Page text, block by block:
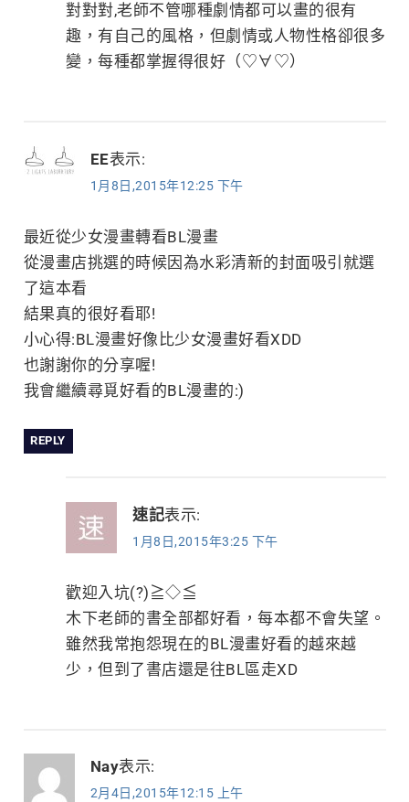
對對對,老師不管哪種劇情都可以畫的很有
趣，有自己的風格，但劇情或人物性格卻很多
變，每種都掌握得很好（♡∀♡）
EE表示:
1月8日,2015年12:25 下午
最近從少女漫畫轉看BL漫畫
從漫畫店挑選的時候因為水彩清新的封面吸引就選
了這本看
結果真的很好看耶!
小心得:BL漫畫好像比少女漫畫好看XDD
也謝謝你的分享喔!
我會繼續尋覓好看的BL漫畫的:)
REPLY
速記表示:
1月8日,2015年3:25 下午
歡迎入坑(?)≧◇≦
木下老師的書全部都好看，每本都不會失望。
雖然我常抱怨現在的BL漫畫好看的越來越
少，但到了書店還是往BL區走XD
Nay表示:
2月4日,2015年12:15 上午